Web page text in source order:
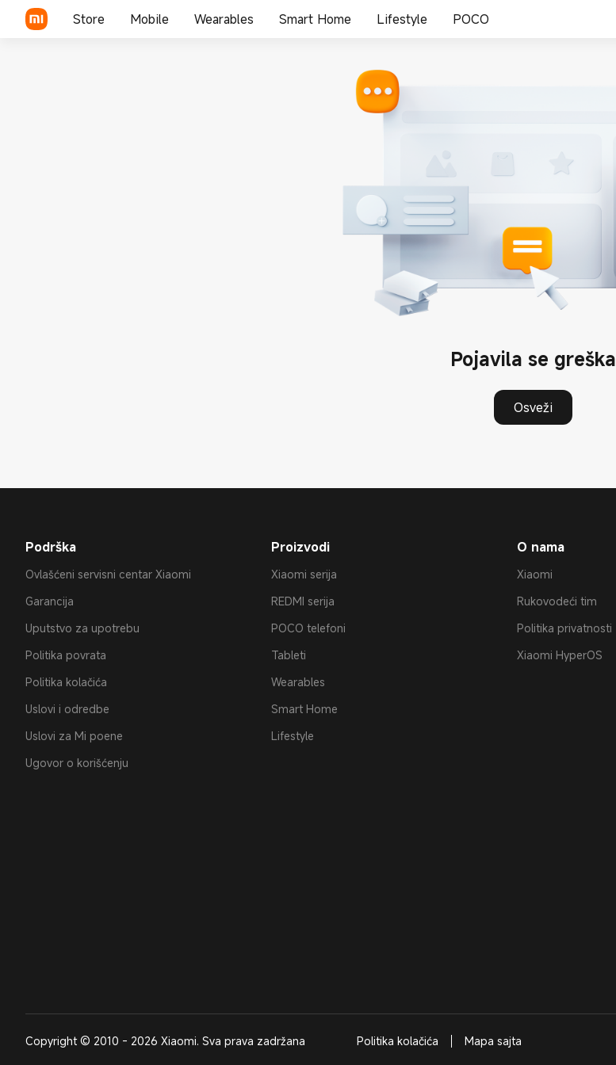
Store Mobile Wearables Smart Home Lifestyle POCO
Pojavila se greška
Osveži
Podrška
Ovlašćeni servisni centar Xiaomi
Garancija
Uputstvo za upotrebu
Politika povrata
Politika kolačića
Uslovi i odredbe
Uslovi za Mi poene
Ugovor o korišćenju
Proizvodi
Xiaomi serija
REDMI serija
POCO telefoni
Tableti
Wearables
Smart Home
Lifestyle
O nama
Xiaomi
Rukovodeći tim
Politika privatnosti
Xiaomi HyperOS
Copyright © 2010 - 2026 Xiaomi. Sva prava zadržana Politika kolačića Mapa sajta